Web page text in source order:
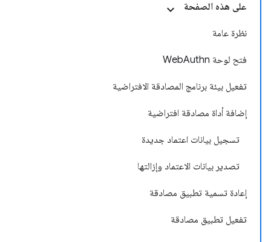
على هذه الصفحة
نظرة عامة
فتح لوحة WebAuthn
تفعيل بيئة برنامج المصادقة الافتراضية
إضافة أداة مصادقة افتراضية
تسجيل بيانات اعتماد جديدة
تصدير بيانات الاعتماد وإزالتها
إعادة تسمية تطبيق مصادقة
تفعيل تطبيق مصادقة